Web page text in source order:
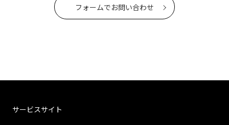
フォームでお問い合わせ
サービスサイト